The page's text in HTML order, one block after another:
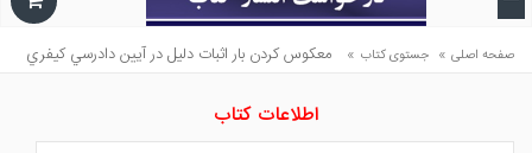
صفحه اصلی » جستوی کتاب » معكوس كردن بار اثبات دليل در آيين دادرسي كيفري
اطلاعات کتاب